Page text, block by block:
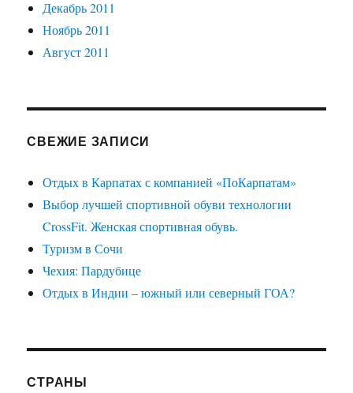
Декабрь 2011
Ноябрь 2011
Август 2011
СВЕЖИЕ ЗАПИСИ
Отдых в Карпатах с компанией «ПоКарпатам»
Выбор лучшей спортивной обуви технологии
CrossFit. Женская спортивная обувь.
Туризм в Сочи
Чехия: Пардубице
Отдых в Индии – южный или северный ГОА?
СТРАНЫ